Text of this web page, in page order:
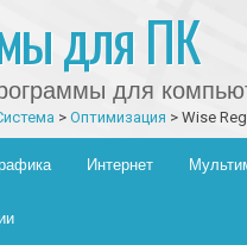
для ПК
для
> Оптимизация > Wise
Интернет